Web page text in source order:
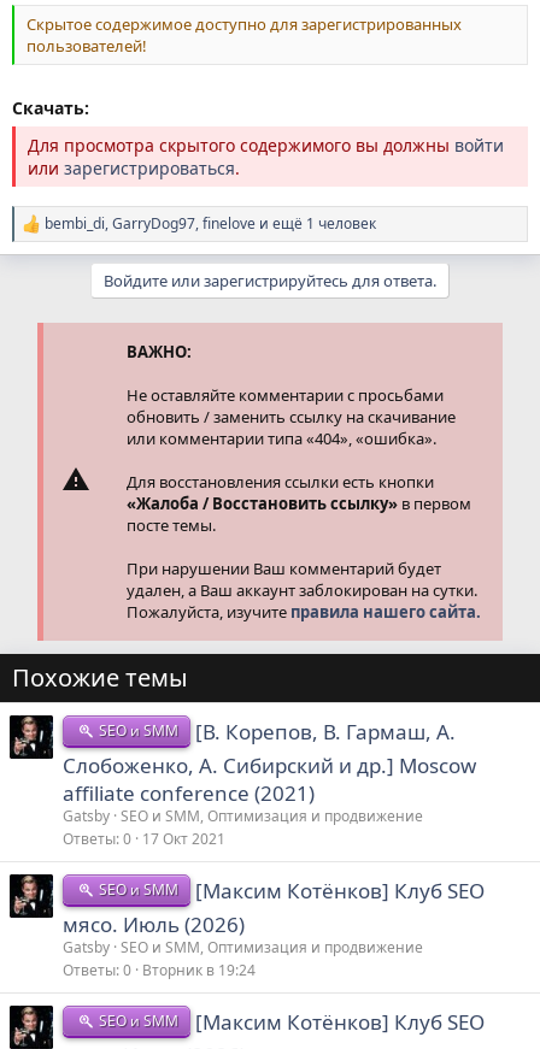
Скрытое содержимое доступно для зарегистрированных
пользователей!
Скачать:
Для просмотра скрытого содержимого вы должны войти
или зарегистрироваться.
Р
е
bembi_di,GarryDog97,finelove и ещё 1 человек
Войдите или зарегистрируйтесь для ответа.
ВАЖНО:
Не оставляйте комментарии с просьбами
обновить / заменить ссылку на скачивание
или комментарии типа «404», «ошибка».
Для восстановления ссылки есть кнопки
«Жалоба / Восстановить ссылку» в первом
посте темы.
При нарушении Ваш комментарий будет
удален, а Ваш аккаунт заблокирован на сутки.
Пожалуйста, изучите правила нашего сайта.
Похожие темы
SEO и SMM
[В. Корепов, В. Гармаш, А.
Слобоженко, А. Сибирский и др.] Moscow
affiliate conference (2021)
Gatsby SEO и SMM, Оптимизация и продвижение
Ответы 0 17 Окт 2021
SEO и SMM
[Максим Котёнков] Клуб SEO
мясо. Июль (2026)
Gatsby SEO и SMM, Оптимизация и продвижение
Ответы 0 Вторник в 19:24
SEO и SMM
[Максим Котёнков] Клуб SEO